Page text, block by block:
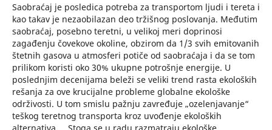
Saobraćaj je posledica potreba za transportom ljudi i tereta i
kao takav je nezaobilazan deo tržišnog poslovanja. Međutim
saobraćaj, posebno teretni, u velikoj meri doprinosi
zagađenju čovekove okoline, obzirom da 1/3 svih emitovanih
štetnih gasova u atmosferi potiče od saobraćaja i da se tom
prilikom koristi oko 30% ukupne potrošnje energije. U
poslednjim decenijama beleži se veliki trend rasta ekoloških
rešanja za ove krucijalne probleme globalne ekološke
održivosti. U tom smislu pažnju zavređuje „ozelenjavanje“
teškog teretnog transporta kroz uvođenje ekoloških